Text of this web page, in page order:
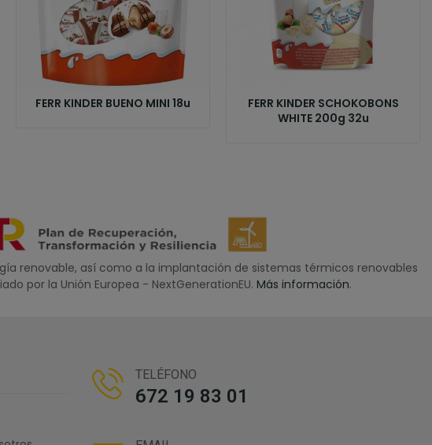
FERR KINDER BUENO MINI 18u
FERR KINDER SCHOKOBONS
WHITE 200g 32u
renovable, así como a la implantación de sistemas térmicos renovables
por la Unión Europea - NextGenerationEU. Más información.
TELÉFONO
672 19 83 01